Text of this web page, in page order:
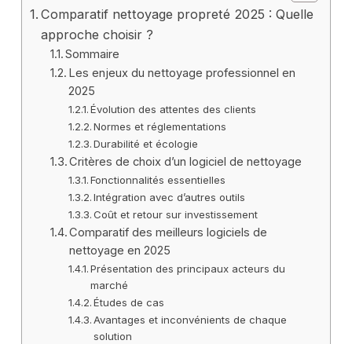
Comparatif nettoyage propreté 2025 : Quelle
approche choisir ?
Sommaire
Les enjeux du nettoyage professionnel en
2025
Évolution des attentes des clients
Normes et réglementations
Durabilité et écologie
Critères de choix d’un logiciel de nettoyage
Fonctionnalités essentielles
Intégration avec d’autres outils
Coût et retour sur investissement
Comparatif des meilleurs logiciels de
nettoyage en 2025
Présentation des principaux acteurs du
marché
Études de cas
Avantages et inconvénients de chaque
solution